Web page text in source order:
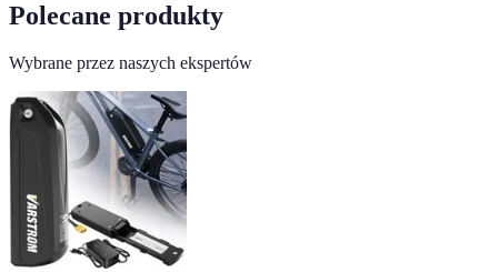
Polecane produkty
Wybrane przez naszych ekspertów